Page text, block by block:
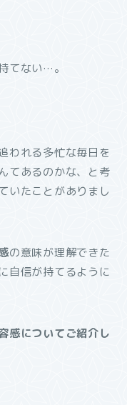
てない…。
われる多忙な毎日を
てあるのかな、と考
いたことがありまし
の意味が理解できた
自信が持てるように
感についてご紹介し